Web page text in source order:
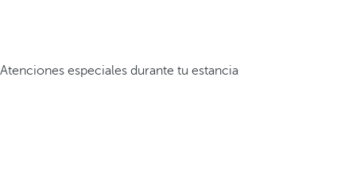
Atenciones especiales durante tu estancia